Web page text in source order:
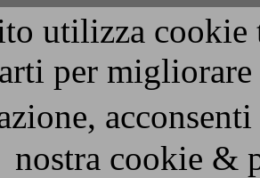
utilizza
per
nostra cookie &